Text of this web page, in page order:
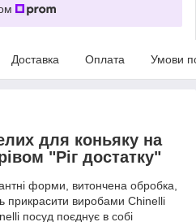
Доставка Оплата Умови
для коньяку на
"Ріг достатку"
форми, витончена обробка,
прикрасити виробами Chinelli
посуд поєднує в собі